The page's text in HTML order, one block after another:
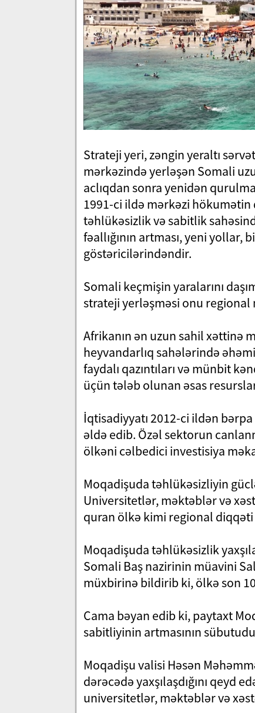
Strateji yeri, zəngin yeraltı
mərkəzində yerləşən Somali
aclıqdan sonra yenidən
1991-ci ildə mərkəzi hökumətin
təhlükəsizlik və sabitlik
fəallığının artması, yeni
göstəricilərindəndir.
Somali keçmişin yaralarını
strateji yerləşməsi onu regional
Afrikanın ən uzun sahil xəttinə
heyvandarlıq sahələrində
faydalı qazıntıları və münbit
üçün tələb olunan əsas
İqtisadiyyatı 2012-ci ildən
əldə edib. Özəl sektorun
ölkəni cəlbedici investisiya
Moqadişuda təhlükəsizliyin
Universitetlər, məktəblər və
quran ölkə kimi regional
Moqadişuda təhlükəsizlik
Somali Baş nazirinin müavini
müxbirinə bildirib ki, ölkə son
Cama bəyan edib ki, paytaxt
sabitliyinin artmasının
Moqadişu valisi Həsən
dərəcədə yaxşılaşdığını qeyd
universitetlər, məktəblər və